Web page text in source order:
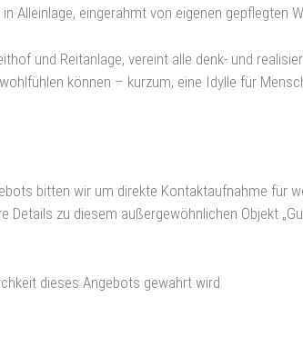
Alleinlage, eingerahmt von eigenen gepflegten
und Reitanlage, vereint alle denk- und
können – kurzum, eine Idylle für
bitten wir um direkte Kontaktaufnahme für
Details zu diesem außergewöhnlichen Objekt
dieses Angebots gewahrt wird.